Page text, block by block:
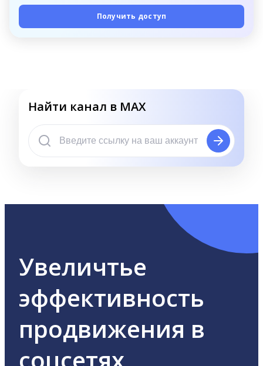
Получить доступ
Найти канал в MAX
Увеличтье
эффективность
продвижения в